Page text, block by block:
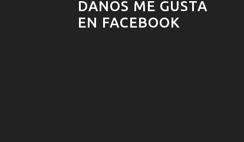
DANOS ME GUSTA
EN FACEBOOK